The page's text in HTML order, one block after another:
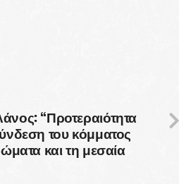
“Προτεραιότητα
του κόμματος
και τη μεσαία